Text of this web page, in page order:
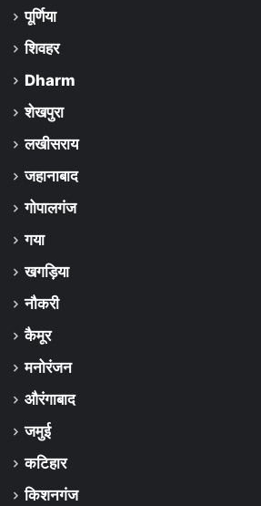
पूर्णिया
शिवहर
Dharm
शेखपुरा
लखीसराय
जहानाबाद
गोपालगंज
गया
खगड़िया
नौकरी
कैमूर
मनोरंजन
औरंगाबाद
जमुई
कटिहार
किशनगंज